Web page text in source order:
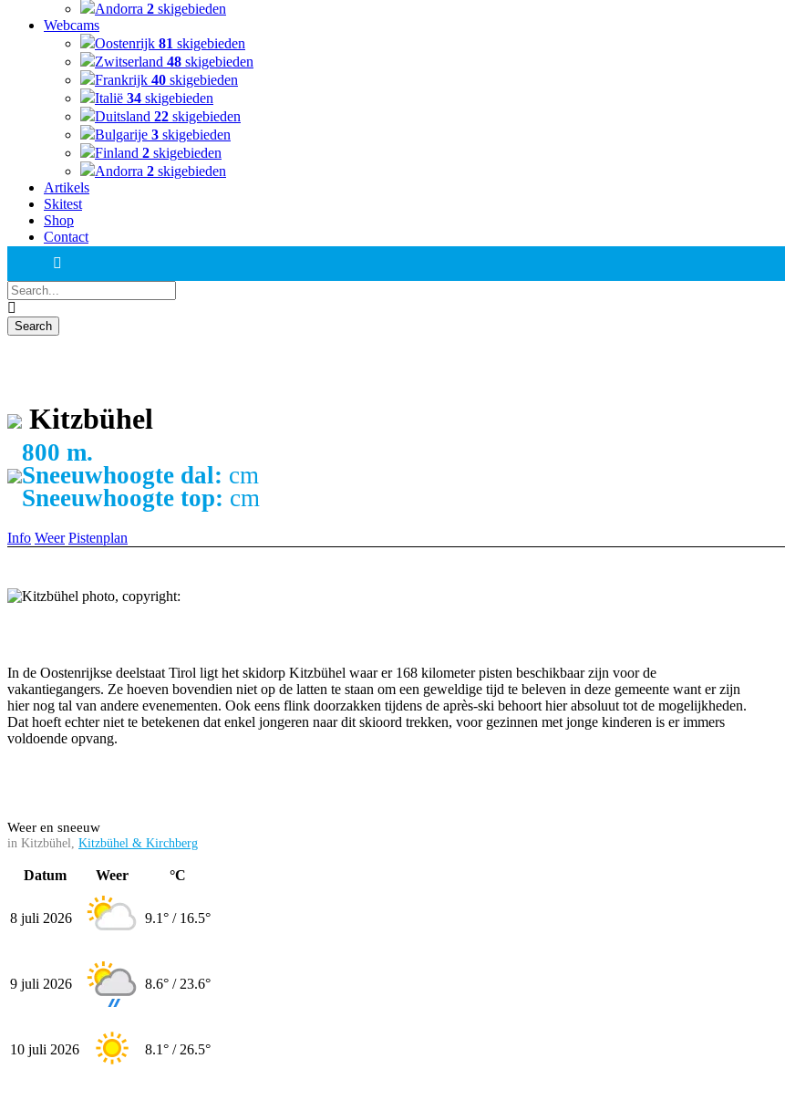
Andorra 2 skigebieden
Webcams
Oostenrijk 81 skigebieden
Zwitserland 48 skigebieden
Frankrijk 40 skigebieden
Italië 34 skigebieden
Duitsland 22 skigebieden
Bulgarije 3 skigebieden
Finland 2 skigebieden
Andorra 2 skigebieden
Artikels
Skitest
Shop
Contact
Kitzbühel
800 m.
Sneeuwhoogte dal: cm
Sneeuwhoogte top: cm
Info Weer Pistenplan
In de Oostenrijkse deelstaat Tirol ligt het skidorp Kitzbühel waar er 168 kilometer pisten beschikbaar zijn voor de
vakantiegangers. Ze hoeven bovendien niet op de latten te staan om een geweldige tijd te beleven in deze gemeente want er zijn
hier nog tal van andere evenementen. Ook eens flink doorzakken tijdens de après-ski behoort hier absoluut tot de mogelijkheden.
Dat hoeft echter niet te betekenen dat enkel jongeren naar dit skioord trekken, voor gezinnen met jonge kinderen is er immers
voldoende opvang.
Weer en sneeuw
in Kitzbühel, Kitzbühel & Kirchberg
Datum Weer °C
8 juli 2026 9.1° / 16.5°
9 juli 2026 8.6° / 23.6°
10 juli 2026 8.1° / 26.5°